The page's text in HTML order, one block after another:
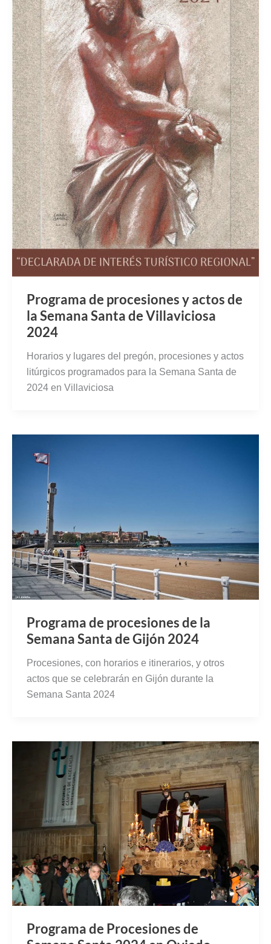
Programa de procesiones y actos de
la Semana Santa de Villaviciosa
2024
Horarios y lugares del pregón, procesiones y actos
litúrgicos programados para la Semana Santa de
2024 en Villaviciosa
Programa de procesiones de la
Semana Santa de Gijón 2024
Procesiones, con horarios e itinerarios, y otros
actos que se celebrarán en Gijón durante la
Semana Santa 2024
Programa de Procesiones de